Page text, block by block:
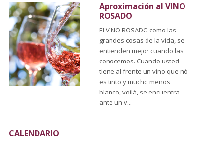
Aproximación al VINO
ROSADO
El VINO ROSADO como las
grandes cosas de la vida, se
entienden mejor cuando las
conocemos. Cuando usted
tiene al frente un vino que nó
es tinto y mucho menos
blanco, voilà, se encuentra
ante un v...
CALENDARIO